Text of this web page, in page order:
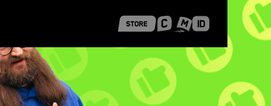
Career Stories